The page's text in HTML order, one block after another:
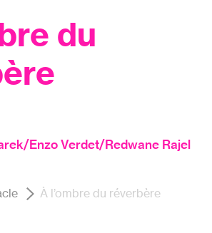
du
Enzo Verdet/Redwane Rajel
À l’ombre du réverbère